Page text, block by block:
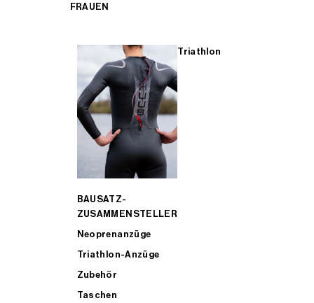
FRAUEN
Triathlon
BAUSATZ-
ZUSAMMENSTELLER
Neoprenanzüge
Triathlon-Anzüge
Zubehör
Taschen